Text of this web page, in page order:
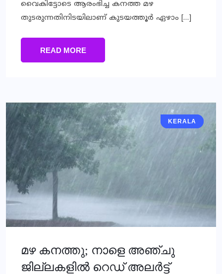
വൈകിട്ടോടെ ആരംഭിച്ച കനത്ത മഴ
തുടരുന്നതിനിടയിലാണ് കുടയത്തൂര്‍ ഏഴാം […]
READ MORE
KERALA
KERALA
മഴ കനത്തു; നാളെ അഞ്ചു
ജില്ലകളില്‍ റെഡ് അലര്‍ട്ട്